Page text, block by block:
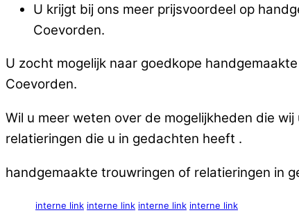
U krijgt bij ons meer prijsvoordeel op
Coevorden.
U zocht mogelijk naar goedkope
Coevorden.
Wil u meer weten over de mogelijkheden die
relatieringen die u in gedachten heeft .
handgemaakte trouwringen of relatieringen in
interne link interne link interne link interne link